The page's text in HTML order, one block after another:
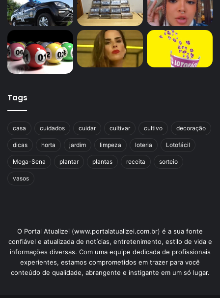
Tags
casa cuidados cuidar cultivar cultivo decoração
dicas horta jardim limpeza loteria Lotofácil
Mega-Sena plantar plantas receita sorteio
vasos
O Portal Atualizei (www.portalatualizei.com.br) é a sua fonte
confiável e atualizada de notícias, entretenimento, estilo de vida e
informações diversas. Com uma equipe dedicada de profissionais
experientes, estamos comprometidos em trazer para você
conteúdo de qualidade, abrangente e instigante em um só lugar.